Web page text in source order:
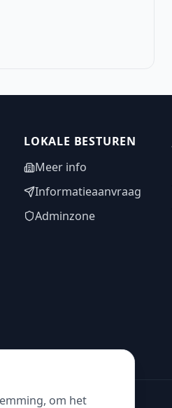
LOKALE BESTUREN
Meer info
Informatieaanvraag
Adminzone
om het